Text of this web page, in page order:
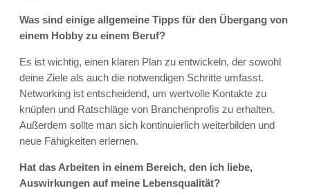
Was sind einige allgemeine Tipps für den Übergang von
einem Hobby zu einem Beruf?
Es ist wichtig, einen klaren Plan zu entwickeln, der sowohl
deine Ziele als auch die notwendigen Schritte umfasst.
Networking ist entscheidend, um wertvolle Kontakte zu
knüpfen und Ratschläge von Branchenprofis zu erhalten.
Außerdem sollte man sich kontinuierlich weiterbilden und
neue Fähigkeiten erlernen.
Hat das Arbeiten in einem Bereich, den ich liebe,
Auswirkungen auf meine Lebensqualität?